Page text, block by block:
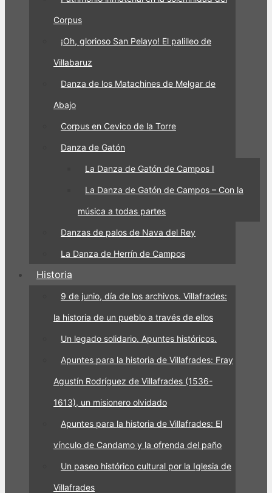
Corpus
¡Oh, glorioso San Pelayo! El palilleo de
Villabaruz
Danza de los Matachines de Melgar de
Abajo
Corpus en Cevico de la Torre
Danza de Gatón
La Danza de Gatón de Campos I
La Danza de Gatón de Campos – Con la
música a todas partes
Danzas de palos de Nava del Rey
La Danza de Herrín de Campos
Historia
9 de junio, día de los archivos. Villafrades:
la historia de un pueblo a través de ellos
Un legado solidario. Apuntes históricos.
Apuntes para la historia de Villafrades: Fray
Agustín Rodríguez de Villafrades (1536-
1613), un misionero olvidado
Apuntes para la historia de Villafrades: El
vínculo de Candamo y la ofrenda del paño
Un paseo histórico cultural por la Iglesia de
Villafrades